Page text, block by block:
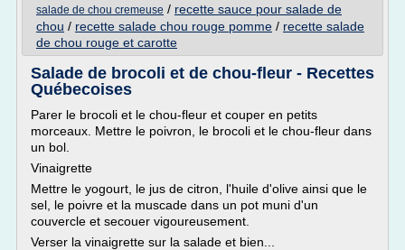
salade de chou cremeuse / recette sauce pour salade de
chou / recette salade chou rouge pomme / recette salade
de chou rouge et carotte
Salade de brocoli et de chou-fleur - Recettes
Québecoises
Parer le brocoli et le chou-fleur et couper en petits
morceaux. Mettre le poivron, le brocoli et le chou-fleur dans
un bol.
Vinaigrette
Mettre le yogourt, le jus de citron, l'huile d'olive ainsi que le
sel, le poivre et la muscade dans un pot muni d'un
couvercle et secouer vigoureusement.
Verser la vinaigrette sur la salade et bien...